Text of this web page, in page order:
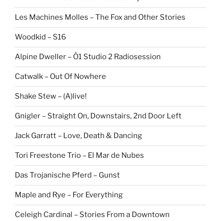
Les Machines Molles – The Fox and Other Stories
Woodkid – S16
Alpine Dweller – Ö1 Studio 2 Radiosession
Catwalk – Out Of Nowhere
Shake Stew – (A)live!
Gnigler – Straight On, Downstairs, 2nd Door Left
Jack Garratt – Love, Death & Dancing
Tori Freestone Trio – El Mar de Nubes
Das Trojanische Pferd – Gunst
Maple and Rye – For Everything
Celeigh Cardinal – Stories From a Downtown